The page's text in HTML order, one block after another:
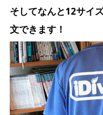
そしてなんと12サイ
文できます！